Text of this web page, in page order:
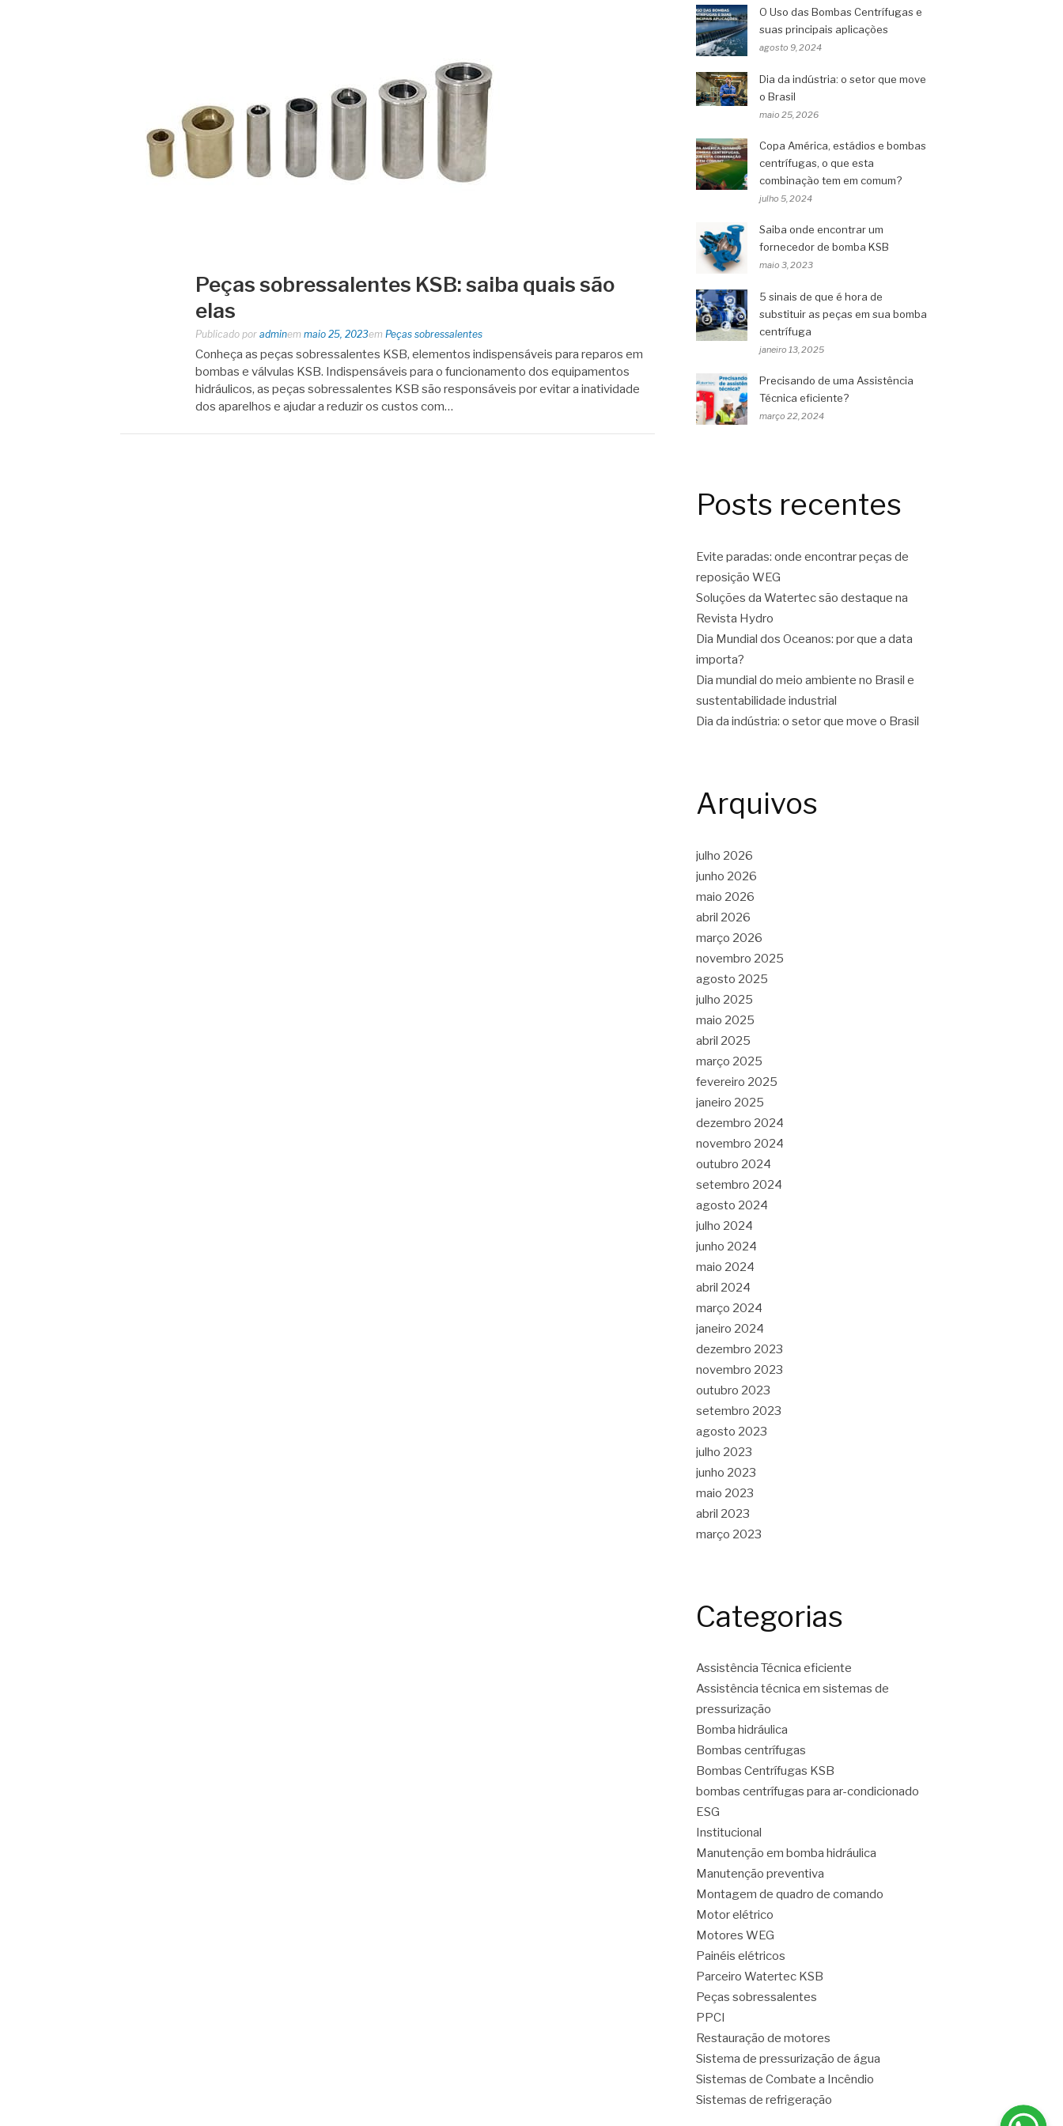
Peças sobressalentes KSB: saiba quais são
elas
Publicado por adminem maio 25, 2023em Peças sobressalentes
Conheça as peças sobressalentes KSB, elementos indispensáveis para reparos em
bombas e válvulas KSB. Indispensáveis para o funcionamento dos equipamentos
hidráulicos, as peças sobressalentes KSB são responsáveis por evitar a inatividade
dos aparelhos e ajudar a reduzir os custos com…
O Uso das Bombas Centrífugas e
suas principais aplicações
agosto 9, 2024
Dia da indústria: o setor que move
o Brasil
maio 25, 2026
Copa América, estádios e bombas
centrífugas, o que esta
combinação tem em comum?
julho 5, 2024
Saiba onde encontrar um
fornecedor de bomba KSB
maio 3, 2023
5 sinais de que é hora de
substituir as peças em sua bomba
centrífuga
janeiro 13, 2025
Precisando de uma Assistência
Técnica eficiente?
março 22, 2024
Posts recentes
Evite paradas: onde encontrar peças de
reposição WEG
Soluções da Watertec são destaque na
Revista Hydro
Dia Mundial dos Oceanos: por que a data
importa?
Dia mundial do meio ambiente no Brasil e
sustentabilidade industrial
Dia da indústria: o setor que move o Brasil
Arquivos
julho 2026
junho 2026
maio 2026
abril 2026
março 2026
novembro 2025
agosto 2025
julho 2025
maio 2025
abril 2025
março 2025
fevereiro 2025
janeiro 2025
dezembro 2024
novembro 2024
outubro 2024
setembro 2024
agosto 2024
julho 2024
junho 2024
maio 2024
abril 2024
março 2024
janeiro 2024
dezembro 2023
novembro 2023
outubro 2023
setembro 2023
agosto 2023
julho 2023
junho 2023
maio 2023
abril 2023
março 2023
Categorias
Assistência Técnica eficiente
Assistência técnica em sistemas de
pressurização
Bomba hidráulica
Bombas centrífugas
Bombas Centrífugas KSB
bombas centrífugas para ar-condicionado
ESG
Institucional
Manutenção em bomba hidráulica
Manutenção preventiva
Montagem de quadro de comando
Motor elétrico
Motores WEG
Painéis elétricos
Parceiro Watertec KSB
Peças sobressalentes
PPCI
Restauração de motores
Sistema de pressurização de água
Sistemas de Combate a Incêndio
Sistemas de refrigeração